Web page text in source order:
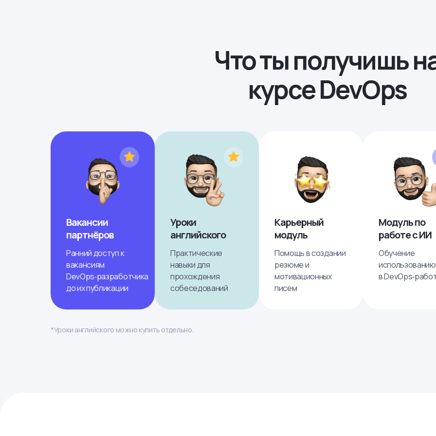
Что ты получишь
курсе DevOps
Вакансии
партнёров
Ранний доступ к
вакансиям
DevOps‑разработчика
до их публикации
Уроки
английского
Практические
навыки для
прохождения
собеседований
Карьерный
модуль
Помощь в создании
резюме и
мотивационных
писем
Модуль по
работе с ИИ
Обучение
в
*Уроки английского можно купить отдельно.